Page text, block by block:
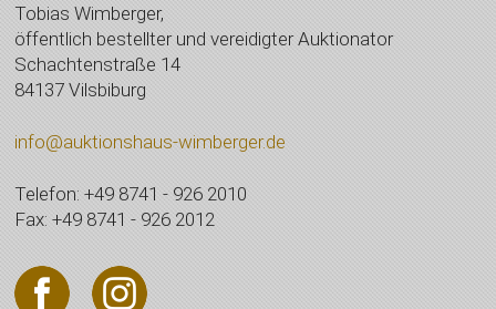
Tobias Wimberger,
öffentlich bestellter und vereidigter Auktionator
Schachtenstraße 14
84137 Vilsbiburg
info@auktionshaus-wimberger.de
Telefon: +49 8741 - 926 2010
Fax: +49 8741 - 926 2012